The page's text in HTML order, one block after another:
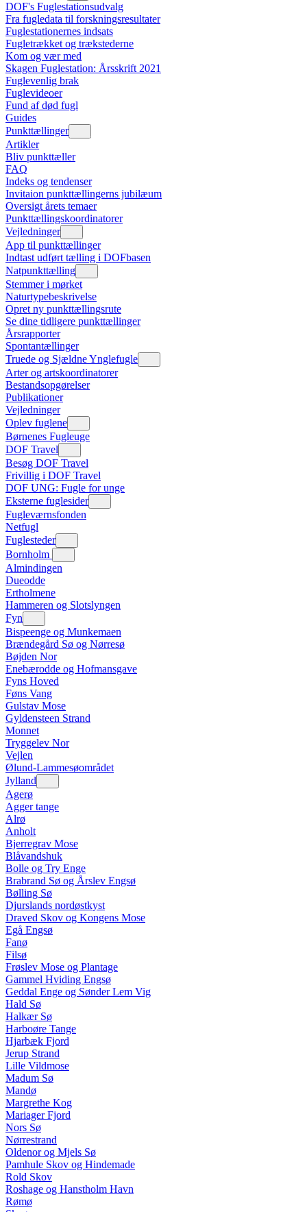
DOF's Fuglestationsudvalg
Fra fugledata til forskningsresultater
Fuglestationernes indsats
Fugletrækket og trækstederne
Kom og vær med
Skagen Fuglestation: Årsskrift 2021
Fuglevenlig brak
Fuglevideoer
Fund af død fugl
Guides
Punkttællinger
Artikler
Bliv punkttæller
FAQ
Indeks og tendenser
Invitaion punkttællingerns jubilæum
Oversigt årets temaer
Punkttællingskoordinatorer
Vejledninger
App til punkttællinger
Indtast udført tælling i DOFbasen
Natpunkttælling
Stemmer i mørket
Naturtypebeskrivelse
Opret ny punkttællingsrute
Se dine tidligere punkttællinger
Årsrapporter
Spontantællinger
Truede og Sjældne Ynglefugle
Arter og artskoordinatorer
Bestandsopgørelser
Publikationer
Vejledninger
Oplev fuglene
Børnenes Fugleuge
DOF Travel
Besøg DOF Travel
Frivillig i DOF Travel
DOF UNG: Fugle for unge
Eksterne fuglesider
Fugleværnsfonden
Netfugl
Fuglesteder
Bornholm
Almindingen
Dueodde
Ertholmene
Hammeren og Slotslyngen
Fyn
Bispeenge og Munkemaen
Brændegård Sø og Nørresø
Bøjden Nor
Enebærodde og Hofmansgave
Fyns Hoved
Føns Vang
Gulstav Mose
Gyldensteen Strand
Monnet
Tryggelev Nor
Vejlen
Ølund-Lammesøområdet
Jylland
Agerø
Agger tange
Alrø
Anholt
Bjerregrav Mose
Blåvandshuk
Bolle og Try Enge
Brabrand Sø og Årslev Engsø
Bølling Sø
Djurslands nordøstkyst
Draved Skov og Kongens Mose
Egå Engsø
Fanø
Filsø
Frøslev Mose og Plantage
Gammel Hviding Engsø
Geddal Enge og Sønder Lem Vig
Hald Sø
Halkær Sø
Harboøre Tange
Hjarbæk Fjord
Jerup Strand
Lille Vildmose
Madum Sø
Mandø
Margrethe Kog
Mariager Fjord
Nors Sø
Nørrestrand
Oldenor og Mjels Sø
Pamhule Skov og Hindemade
Rold Skov
Roshage og Hanstholm Havn
Rømø